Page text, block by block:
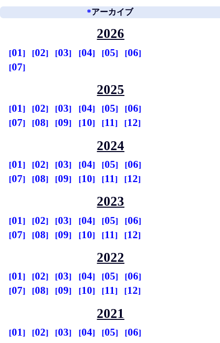
*アーカイブ
2026
01 02 03 04 05
06
07
2025
01 02 03 04 05
06
07
08 09 10 11 12
2024
01 02 03 04 05
06
07
08 09 10 11 12
2023
01 02 03 04 05
06
07
08 09 10 11 12
2022
01 02 03 04 05
06
07
08 09 10 11 12
2021
01 02 03 04 05
06